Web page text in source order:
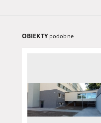
OBIEKTY podobne